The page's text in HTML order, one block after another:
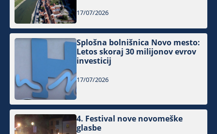
17/07/2026
Splošna bolnišnica Novo mesto:
Letos skoraj 30 milijonov evrov
investicij
17/07/2026
4. Festival nove novomeške
glasbe